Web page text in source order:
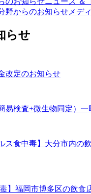
野からのお知らせ メデ
らせ
改定のお知らせ
易検査+微生物同定）
ス食中毒】大分市内
毒】福岡市博多区の飲